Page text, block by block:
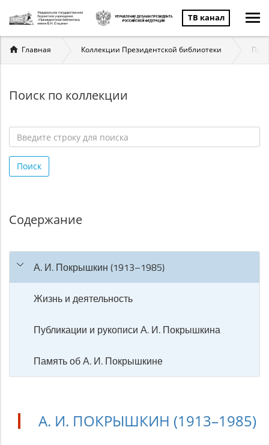
ТВ канал
Вы
здесь
Главная Коллекции Президентской библиотеки
Поиск по коллекции
строку
для
Поиск
Содержание
А. И. Покрышкин (1913–1985)
Жизнь и деятельность
Публикации и рукописи А. И. Покрышкина
Память об А. И. Покрышкине
А. И. ПОКРЫШКИН (1913–1985)